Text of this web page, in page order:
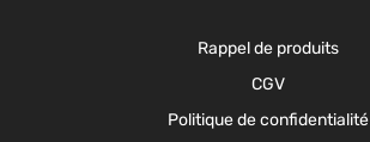
Rappel de produits
CGV
Politique de confidentialité